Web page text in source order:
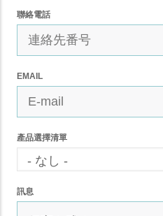
聯絡電話
EMAIL
產品選擇清單
訊息